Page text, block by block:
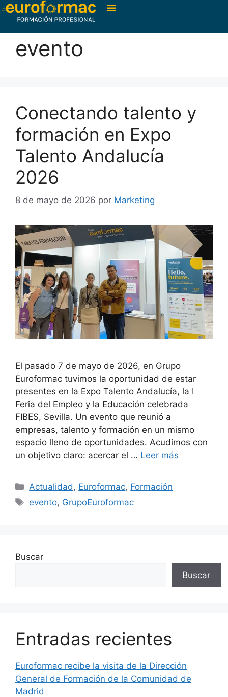
evento
Conectando talento y
formación en Expo
Talento Andalucía
2026
8 de mayo de 2026 por Marketing
El pasado 7 de mayo de 2026, en Grupo
Euroformac tuvimos la oportunidad de estar
presentes en la Expo Talento Andalucía, la I
Feria del Empleo y la Educación celebrada
FIBES, Sevilla. Un evento que reunió a
empresas, talento y formación en un mismo
espacio lleno de oportunidades. Acudimos con
un objetivo claro: acercar el … Leer más
Actualidad , Euroformac, Formación
evento, GrupoEuroformac
Buscar
Buscar
Entradas recientes
Euroformac recibe la visita de la Dirección
General de Formación de la Comunidad de
Madrid